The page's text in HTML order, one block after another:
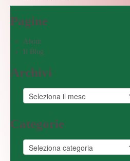
Pagine
About
Il Blog
Archivi
Categorie